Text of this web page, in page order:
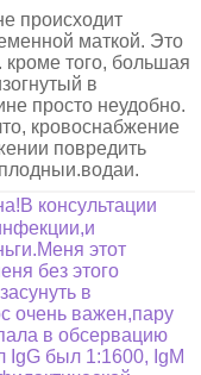
происходит
маткой. Это
того, большая
в
просто неудобно.
кровоснабжение
повредить
консультации
этот
без этого
в
очень важен,пару
в обсервацию
IgG был 1:1600, IgM